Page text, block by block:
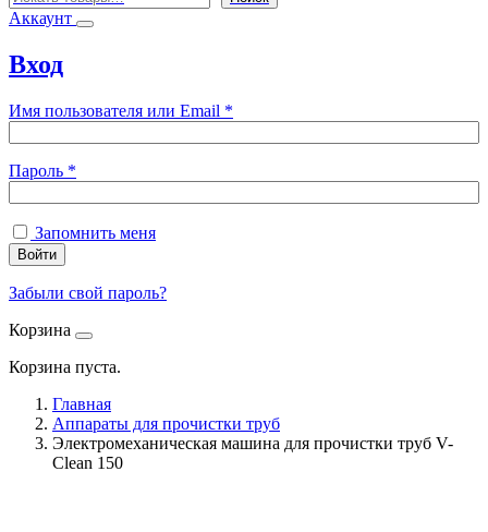
Аккаунт
Вход
Имя пользователя или Email *
Пароль *
Запомнить меня
Войти
Забыли свой пароль?
Корзина
Корзина пуста.
Главная
Аппараты для прочистки труб
Электромеханическая машина для прочистки труб V-
Clean 150